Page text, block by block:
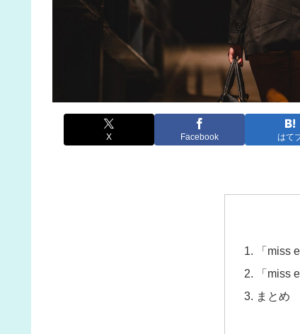
X Facebook はて
「miss
「miss
まとめ